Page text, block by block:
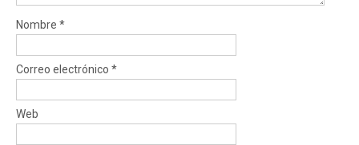
Nombre *
Correo electrónico *
Web